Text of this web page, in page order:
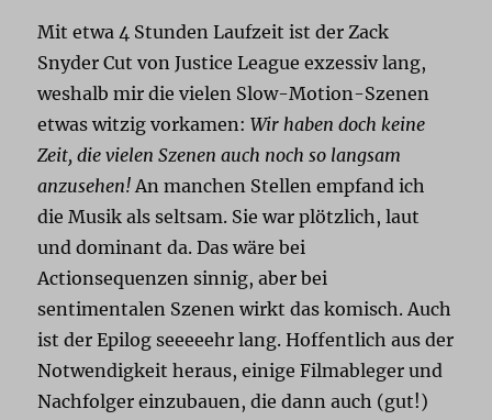
Mit etwa 4 Stunden Laufzeit ist der Zack
Snyder Cut von Justice League exzessiv lang,
weshalb mir die vielen Slow-Motion-Szenen
etwas witzig vorkamen:Wir haben doch keine
Zeit, die vielen Szenen auch noch so langsam
anzusehen!An manchen Stellen empfand ich
die Musik als seltsam. Sie war plötzlich, laut
und dominant da. Das wäre bei
Actionsequenzen sinnig, aber bei
sentimentalen Szenen wirkt das komisch. Auch
ist der Epilog seeeeehr lang. Hoffentlich aus der
Notwendigkeit heraus, einige Filmableger und
Nachfolger einzubauen, die dann auch (gut!)